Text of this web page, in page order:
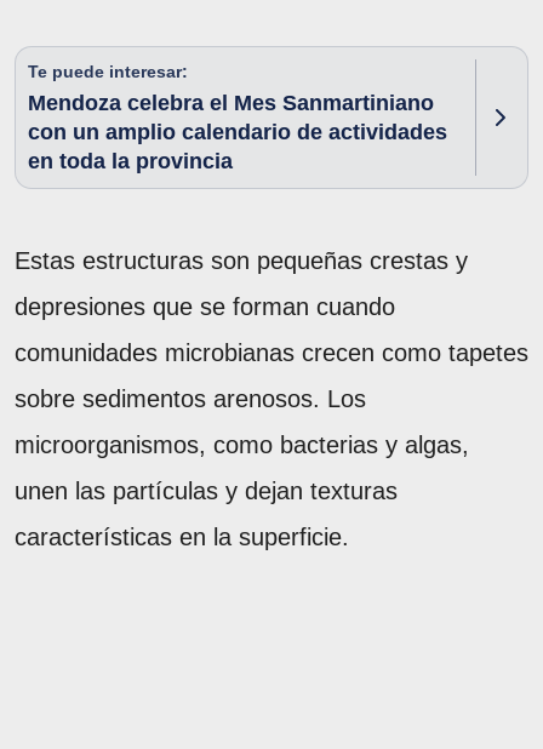
Te puede interesar:
Mendoza celebra el Mes Sanmartiniano
con un amplio calendario de actividades
en toda la provincia
Estas estructuras son pequeñas crestas y
depresiones que se forman cuando
comunidades microbianas crecen como tapetes
sobre sedimentos arenosos. Los
microorganismos, como bacterias y algas,
unen las partículas y dejan texturas
características en la superficie.